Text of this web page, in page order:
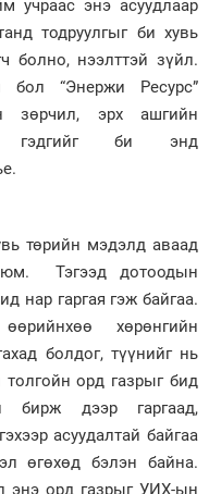
учраас энэ асуудлаар
тодруулгыг би хувь
болно, нээлттэй зүйл.
“Энержи Ресурс”
зөрчил, эрх ашгийн
гэдгийг би энд
төрийн мэдэлд аваад
юм. Тэгээд дотоодын
нар гаргая гэж байгаа.
хөрөнгийн
болдог, түүнийг нь
орд газрыг бид
бирж дээр гаргаад,
асуудалтай байгаа
өгөхөд бэлэн байна.
энэ орд газрыг УИХ-ын